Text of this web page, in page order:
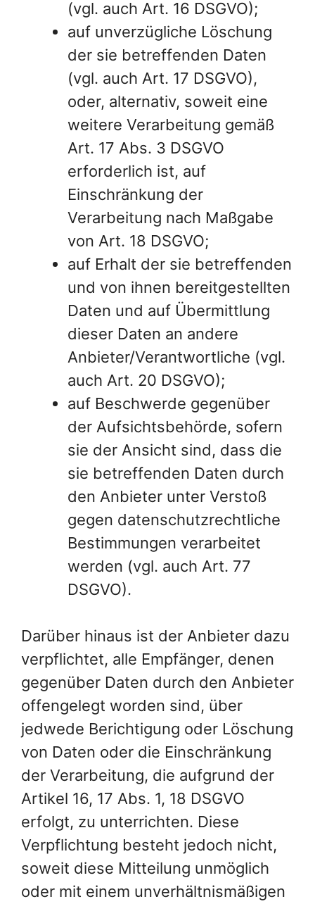
(vgl. auch Art. 16 DSGVO);
auf unverzügliche Löschung
der sie betreffenden Daten
(vgl. auch Art. 17 DSGVO),
oder, alternativ, soweit eine
weitere Verarbeitung gemäß
Art. 17 Abs. 3 DSGVO
erforderlich ist, auf
Einschränkung der
Verarbeitung nach Maßgabe
von Art. 18 DSGVO;
auf Erhalt der sie betreffenden
und von ihnen bereitgestellten
Daten und auf Übermittlung
dieser Daten an andere
Anbieter/Verantwortliche (vgl.
auch Art. 20 DSGVO);
auf Beschwerde gegenüber
der Aufsichtsbehörde, sofern
sie der Ansicht sind, dass die
sie betreffenden Daten durch
den Anbieter unter Verstoß
gegen datenschutzrechtliche
Bestimmungen verarbeitet
werden (vgl. auch Art. 77
DSGVO).
Darüber hinaus ist der Anbieter dazu
verpflichtet, alle Empfänger, denen
gegenüber Daten durch den Anbieter
offengelegt worden sind, über
jedwede Berichtigung oder Löschung
von Daten oder die Einschränkung
der Verarbeitung, die aufgrund der
Artikel 16, 17 Abs. 1, 18 DSGVO
erfolgt, zu unterrichten. Diese
Verpflichtung besteht jedoch nicht,
soweit diese Mitteilung unmöglich
oder mit einem unverhältnismäßigen